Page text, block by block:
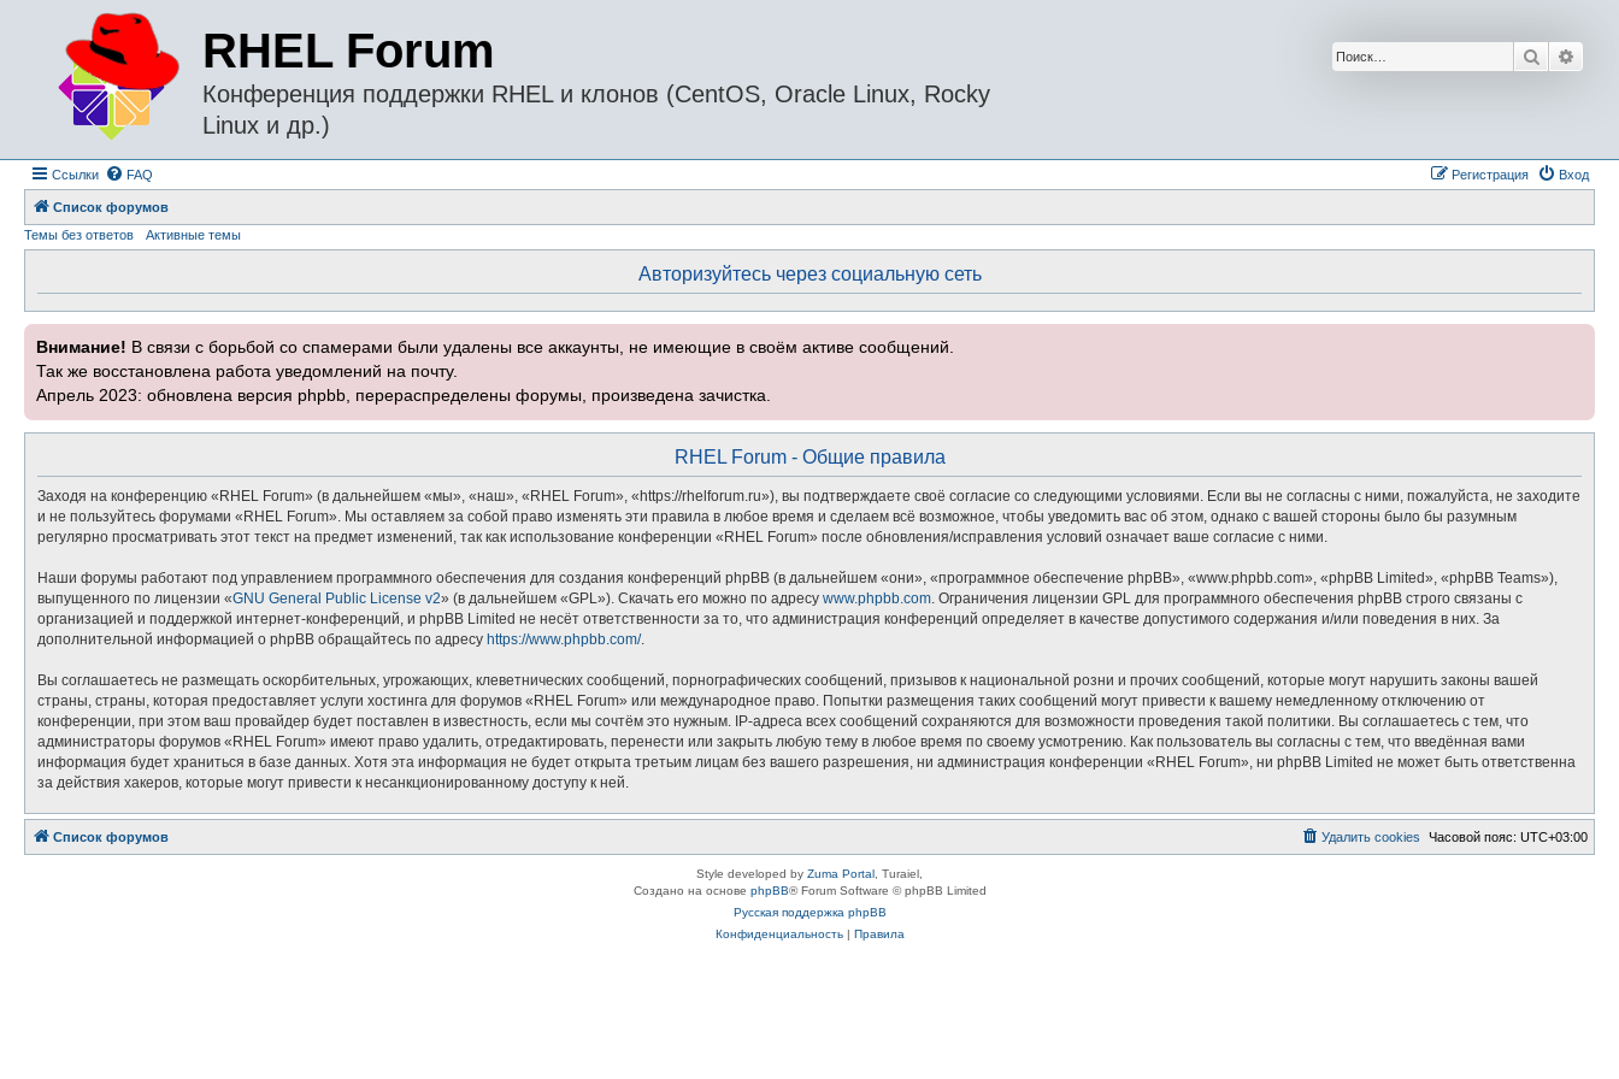
RHEL Forum
Конференция поддержки RHEL и клонов (CentOS, Oracle Linux, Rocky
Linux и др.)
Поиск
Ссылки FAQ Вход
Регистрация
Список форумов
Темы без ответов
Активные темы
Авторизуйтесь через социальную сеть
Внимание! В связи с борьбой со спамерами были удалены все аккаунты, не имеющие в своём активе сообщений.
Так же восстановлена работа уведомлений на почту.
Апрель 2023: обновлена версия phpbb, перераспределены форумы, произведена зачистка.
RHEL Forum - Общие правила
Заходя на конференцию «RHEL Forum» (в дальнейшем «мы», «наш», «RHEL Forum», «https://rhelforum.ru»), вы подтверждаете своё согласие со следующими условиями. Если вы не согласны с ними, пожалуйста, не заходите
и не пользуйтесь форумами «RHEL Forum». Мы оставляем за собой право изменять эти правила в любое время и сделаем всё возможное, чтобы уведомить вас об этом, однако с вашей стороны было бы разумным
регулярно просматривать этот текст на предмет изменений, так как использование конференции «RHEL Forum» после обновления/исправления условий означает ваше согласие с ними.
Наши форумы работают под управлением программного обеспечения для создания конференций phpBB (в дальнейшем «они», «программное обеспечение phpBB», «www.phpbb.com», «phpBB Limited», «phpBB Teams»),
выпущенного по лицензии «GNU General Public License v2» (в дальнейшем «GPL»). Скачать его можно по адресу www.phpbb.com. Ограничения лицензии GPL для программного обеспечения phpBB строго связаны с
организацией и поддержкой интернет-конференций, и phpBB Limited не несёт ответственности за то, что администрация конференций определяет в качестве допустимого содержания и/или поведения в них. За
дополнительной информацией о phpBB обращайтесь по адресу https://www.phpbb.com/.
Вы соглашаетесь не размещать оскорбительных, угрожающих, клеветнических сообщений, порнографических сообщений, призывов к национальной розни и прочих сообщений, которые могут нарушить законы вашей
страны, страны, которая предоставляет услуги хостинга для форумов «RHEL Forum» или международное право. Попытки размещения таких сообщений могут привести к вашему немедленному отключению от
конференции, при этом ваш провайдер будет поставлен в известность, если мы сочтём это нужным. IP-адреса всех сообщений сохраняются для возможности проведения такой политики. Вы соглашаетесь с тем, что
администраторы форумов «RHEL Forum» имеют право удалить, отредактировать, перенести или закрыть любую тему в любое время по своему усмотрению. Как пользователь вы согласны с тем, что введённая вами
информация будет храниться в базе данных. Хотя эта информация не будет открыта третьим лицам без вашего разрешения, ни администрация конференции «RHEL Forum», ни phpBB Limited не может быть ответственна
за действия хакеров, которые могут привести к несанкционированному доступу к ней.
Список форумов Часовой пояс: UTC+03:00
Удалить cookies
Style developed by Zuma Portal , Turaiel,
Создано на основе phpBB® Forum Software © phpBB Limited
Русская поддержка phpBB
Конфиденциальность| Правила